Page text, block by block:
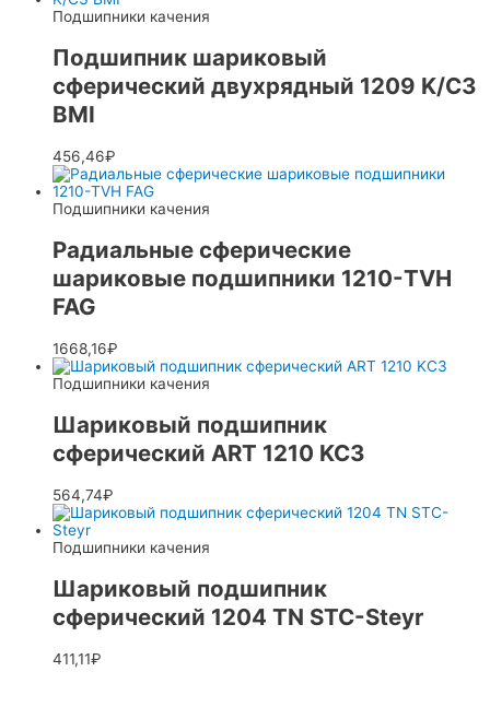
Подшипники качения
Подшипник шариковый
сферический двухрядный 1209 K/C3
BMI
456,46₽
Подшипники качения
Радиальные сферические
шариковые подшипники 1210-TVH
FAG
1668,16₽
Подшипники качения
Шариковый подшипник
сферический ART 1210 KC3
564,74₽
Подшипники качения
Шариковый подшипник
сферический 1204 TN STC-Steyr
411,11₽